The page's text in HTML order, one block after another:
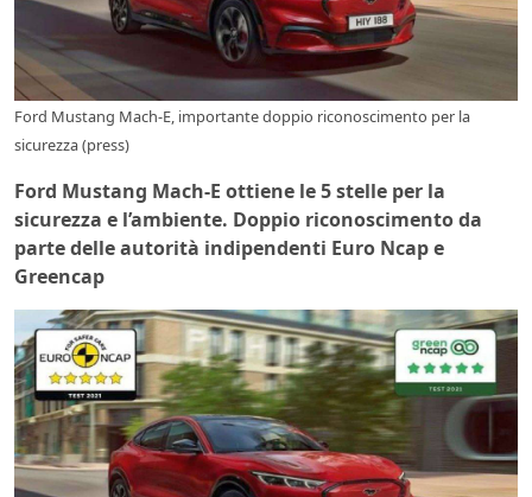
Ford Mustang Mach-E, importante doppio riconoscimento per la
sicurezza (press)
Ford Mustang Mach-E ottiene le 5 stelle per la
sicurezza e l’ambiente. Doppio riconoscimento da
parte delle autorità indipendenti Euro Ncap e
Greencap